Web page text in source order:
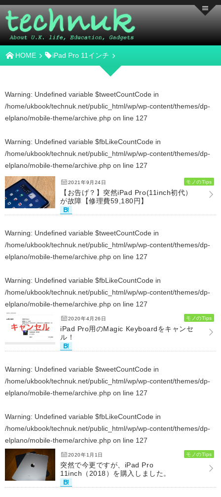
HOME iPad Pro 11インチ
Warning: Undefined variable $tweetCountCode in
/home/ukbook/technuk.net/public_html/wp/wp-content/themes/dp-
elplano/mobile-theme/archive.php on line 127
Warning: Undefined variable $fbLikeCountCode in
/home/ukbook/technuk.net/public_html/wp/wp-content/themes/dp-
elplano/mobile-theme/archive.php on line 127
2021年9月24日 モノのTips
【お告げ？】突然iPad Pro(11inch初代）
が故障【修理費59,180円】
Warning: Undefined variable $tweetCountCode in
/home/ukbook/technuk.net/public_html/wp/wp-content/themes/dp-
elplano/mobile-theme/archive.php on line 127
Warning: Undefined variable $fbLikeCountCode in
/home/ukbook/technuk.net/public_html/wp/wp-content/themes/dp-
elplano/mobile-theme/archive.php on line 127
2020年4月26日 モノのTips
iPad Pro用のMagic Keyboardをキャンセ
ル！
Warning: Undefined variable $tweetCountCode in
/home/ukbook/technuk.net/public_html/wp/wp-content/themes/dp-
elplano/mobile-theme/archive.php on line 127
Warning: Undefined variable $fbLikeCountCode in
/home/ukbook/technuk.net/public_html/wp/wp-content/themes/dp-
elplano/mobile-theme/archive.php on line 127
2020年1月1日 モノのTips
突然で今更ですが、iPad Pro
11inch（2018）を購入しました。